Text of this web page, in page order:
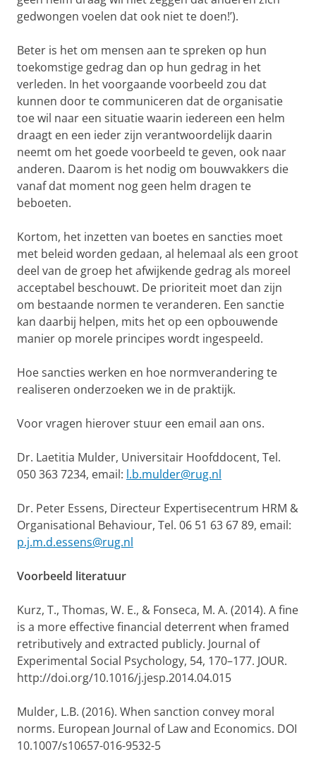
gedwongen voelen dat ook niet te doen!’).
Beter is het om mensen aan te spreken op hun
toekomstige gedrag dan op hun gedrag in het
verleden. In het voorgaande voorbeeld zou dat
kunnen door te communiceren dat de organisatie
toe wil naar een situatie waarin iedereen een helm
draagt en een ieder zijn verantwoordelijk daarin
neemt om het goede voorbeeld te geven, ook naar
anderen. Daarom is het nodig om bouwvakkers die
vanaf dat moment nog geen helm dragen te
beboeten.
Kortom, het inzetten van boetes en sancties moet
met beleid worden gedaan, al helemaal als een groot
deel van de groep het afwijkende gedrag als moreel
acceptabel beschouwt. De prioriteit moet dan zijn
om bestaande normen te veranderen. Een sanctie
kan daarbij helpen, mits het op een opbouwende
manier op morele principes wordt ingespeeld.
Hoe sancties werken en hoe normverandering te
realiseren onderzoeken we in de praktijk.
Voor vragen hierover stuur een email aan ons.
Dr. Laetitia Mulder, Universitair Hoofddocent, Tel.
050 363 7234, email: l.b.mulder@rug.nl
Dr. Peter Essens, Directeur Expertisecentrum HRM &
Organisational Behaviour, Tel. 06 51 63 67 89, email:
p.j.m.d.essens@rug.nl
Voorbeeld literatuur
Kurz, T., Thomas, W. E., & Fonseca, M. A. (2014). A fine
is a more effective financial deterrent when framed
retributively and extracted publicly. Journal of
Experimental Social Psychology, 54, 170–177. JOUR.
http://doi.org/10.1016/j.jesp.2014.04.015
Mulder, L.B. (2016). When sanction convey moral
norms. European Journal of Law and Economics. DOI
10.1007/s10657-016-9532-5